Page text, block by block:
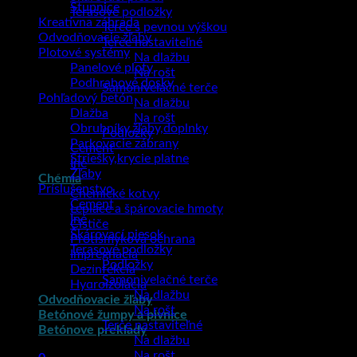
Terasové podložky
Terče s pevnou výškou
Terče nastaviteľné
Na dlažbu
Na rošt
Samonivelačné terče
Na dlažbu
Na rošt
Podložky
Cement
Iné
Chémia
Chemické kotvy
Lepiace a špárovacie hmoty
Čističe
Protišmyková ochrana
Impregnácia
Dezinfekcia
Hydroizolácia
Odvodňovacie žľaby
Betónové žumpy a pivnice
Betónové preklady
Stupnice
Kreatívna záhrada
Odvodňovacie žľaby
Plotové systémy
Panelové ploty
Podhrabové dosky
Pohľadový betón
Dlažba
Obrubníky,žľaby,doplnky
Parkovacie zábrany
Striešky,krycie platne
Žľaby
Príslušenstvo
Cement
Iné
Škárovací piesok
Terasové podložky
Podložky
Samonivelačné terče
Na dlažbu
Na rošt
Terče nastaviteľné
Na dlažbu